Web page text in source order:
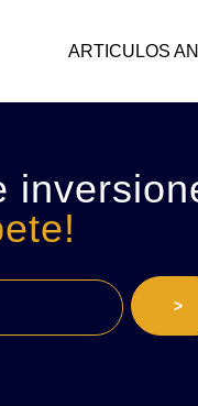
ARTICULOS
>